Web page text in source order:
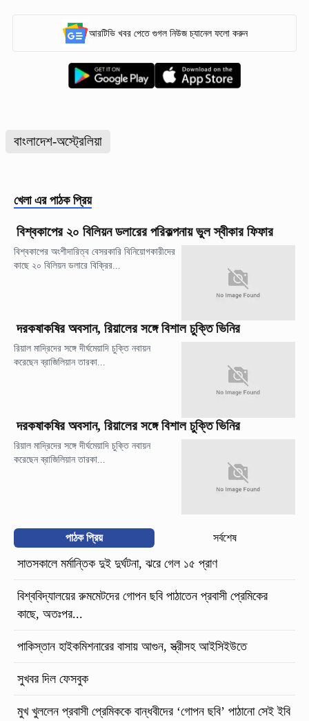
আরটিভি খবর পেতে গুগল নিউজ চ্যানেল ফলো করুন
বাংলাদেশ-অস্ট্রেলিয়া
খেলা এর পাঠক প্রিয়
বিশ্বকাপের ২০ বিলিয়ন ডলারের পরিকল্পনায় ভুল স্বীকার ফিফার
বিশ্বকাপের অংশীদারিত্ব বেসরকারি বিনিয়োগকারীদের
কাছে ২০ বিলিয়ন ডলারে বিক্রির...
দরকষাকষির অবসান, রিয়ালের সঙ্গে বিশাল চুক্তি ভিনির
রিয়াল মাদ্রিদের সঙ্গে দীর্ঘমেয়াদি চুক্তি নবায়ন
করেছেন ব্রাজিলিয়ান তারকা...
দরকষাকষির অবসান, রিয়ালের সঙ্গে বিশাল চুক্তি ভিনির
রিয়াল মাদ্রিদের সঙ্গে দীর্ঘমেয়াদি চুক্তি নবায়ন
করেছেন ব্রাজিলিয়ান তারকা...
পাঠক প্রিয় সর্বশেষ
সাতসকালে মর্মান্তিক দুই দুর্ঘটনা, ঝরে গেল ১৫ প্রাণ
বিশ্ববিদ্যালয়ের রুমমেটদের গোপন ছবি পাঠাতেন প্রবাসী প্রেমিকের
কাছে, অতঃপর...
পাকিস্তান হাইকমিশনারের বাসায় আগুন, স্ত্রীসহ আইসিইউতে
সুখবর দিল ফেসবুক
মুখ খুললেন প্রবাসী প্রেমিককে বান্ধবীদের ‘গোপন ছবি’ পাঠানো সেই ইবি